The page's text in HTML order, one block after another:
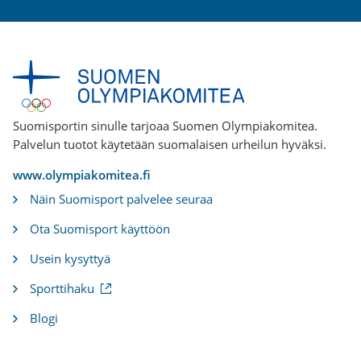
Suomisportin sinulle tarjoaa Suomen Olympiakomitea.
Palvelun tuotot käytetään suomalaisen urheilun hyväksi.
www.olympiakomitea.fi
Näin Suomisport palvelee seuraa
Ota Suomisport käyttöön
Usein kysyttyä
Sporttihaku(
Blogi